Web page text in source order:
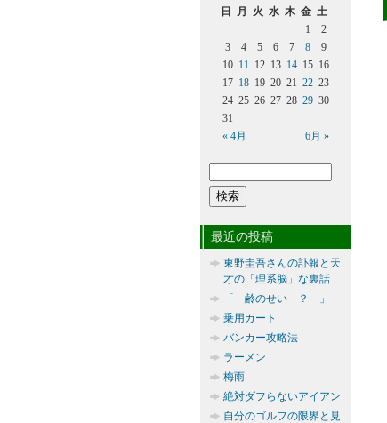
日
月 火 水 木 金 土
« 4月 6月 »
1
2
3
4 5 6 7 8
9
10 11 12 13 14 15 16
17 18 19 20 21 22 23
24 25 26 27 28 29 30
31
最近の投稿
東野圭吾さんの訃報と天
才の「理系脳」な裏話
「 齢のせい ？ 」
乗用カート
バンカー攻略法
ラーメン
梅雨
絶対ダフらないアイアン
自分のゴルフの限界と見